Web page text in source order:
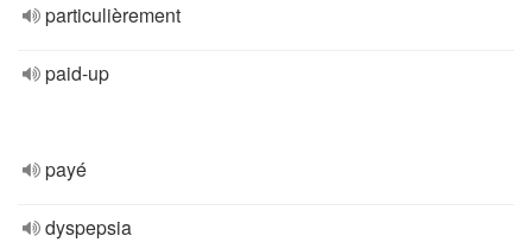
particulièrement
paid-up
payé
dyspepsia